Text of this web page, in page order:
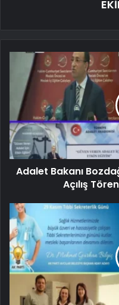
Adalet Bakanı
Açılış